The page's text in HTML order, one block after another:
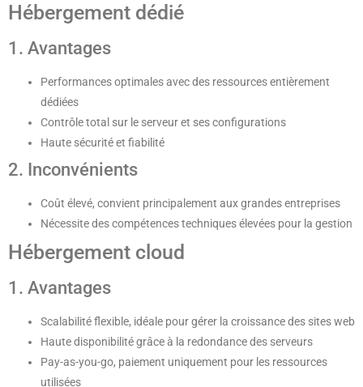
Hébergement dédié
1. Avantages
Performances optimales avec des ressources entièrement
dédiées
Contrôle total sur le serveur et ses configurations
Haute sécurité et fiabilité
2. Inconvénients
Coût élevé, convient principalement aux grandes entreprises
Nécessite des compétences techniques élevées pour la gestion
Hébergement cloud
1. Avantages
Scalabilité flexible, idéale pour gérer la croissance des sites web
Haute disponibilité grâce à la redondance des serveurs
Pay-as-you-go, paiement uniquement pour les ressources
utilisées